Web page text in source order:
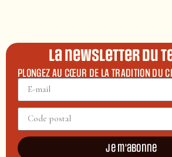
La newsletter du
PLONGEZ AU CŒUR DE LA TRADITION DU
Je m'abonne